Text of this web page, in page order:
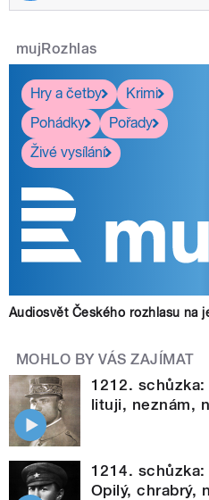
mujRozhlas
Hry a četby
Krimi
Pohádky
Pořady
Živé vysílání
Audiosvět Českého rozhlasu na
MOHLO BY VÁS ZAJÍMAT
1212.
lituji, neznám,
1214.
Opilý, chrabrý,